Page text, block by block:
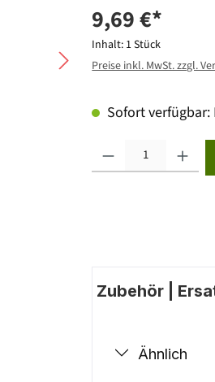
9,69 €*
Inhalt: 1 Stück
Preise inkl. MwSt. zzgl.
Sofort verfügbar:
Zubehör |
Ähnlich